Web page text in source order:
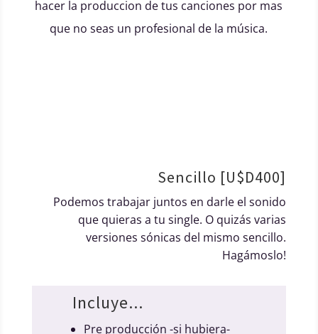
hacer la produccion de tus canciones por mas
que no seas un profesional de la música.
Sencillo [U$D400]
Podemos trabajar juntos en darle el sonido
que quieras a tu single. O quizás varias
versiones sónicas del mismo sencillo.
Hagámoslo!
Incluye...
Pre producción -si hubiera-